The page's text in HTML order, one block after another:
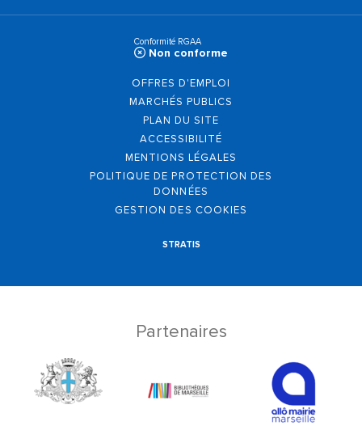
Conformité RGAA
Non conforme
OFFRES D'EMPLOI
MARCHÉS PUBLICS
PLAN DU SITE
ACCESSIBILITÉ
MENTIONS LÉGALES
POLITIQUE DE PROTECTION DES
DONNÉES
GESTION DES COOKIES
STRATIS
Partenaires